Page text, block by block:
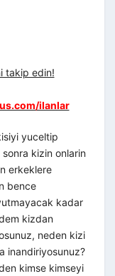
takip edin!
ilanlar
yuceltip
kizin onlarin
erkeklere
bence
kadar
kizdan
neden kizi
inandiriyosunuz?
kimse kimseyi